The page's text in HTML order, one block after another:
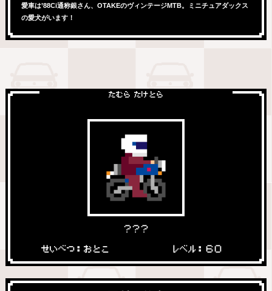
愛車は’88Ci通称銀さん、OTAKEのヴィンテージMTB。ミニチュアダックス
の愛犬がいます！
たむら たけとら
？？？
せいべつ：おとこ レベル：６０